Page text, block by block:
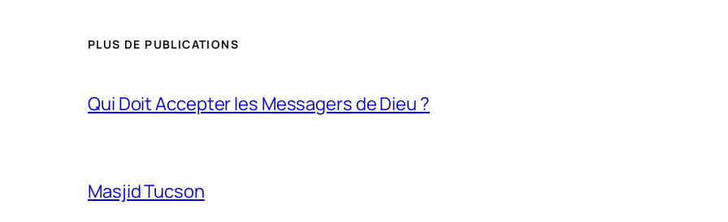
PLUS DE PUBLICATIONS
Qui Doit Accepter les Messagers de Dieu ?
Masjid Tucson